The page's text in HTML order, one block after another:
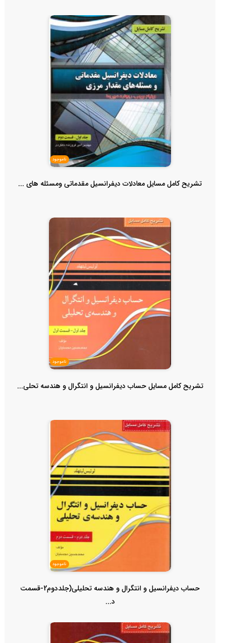
ناموجود
تشریح کامل مسایل معادلات دیفرانسیل مقدماتی ومسئله های ...
ناموجود
تشریح کامل مسایل حساب دیفرانسیل و انتگرال و هندسه تحلی...
ناموجود
حساب دیفرانسیل و انتگرال و هندسه تحلیلی(جلددوم2-قسمت
د...